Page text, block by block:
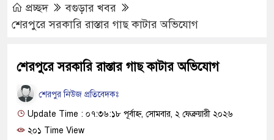
প্রচ্ছদ
বগুড়ার খবর
শেরপুরে সরকারি রাস্তার গাছ কাটার অভিযোগ
শেরপুরে সরকারি রাস্তার গাছ কাটার অভিযোগ
শেরপুর নিউজ প্রতিবেদকঃ
Update Time : ০৭:৩৬:১৮ পূর্বাহ্ন, সোমবার, ২ ফেব্রুয়ারী ২০২৬
২০১ Time View